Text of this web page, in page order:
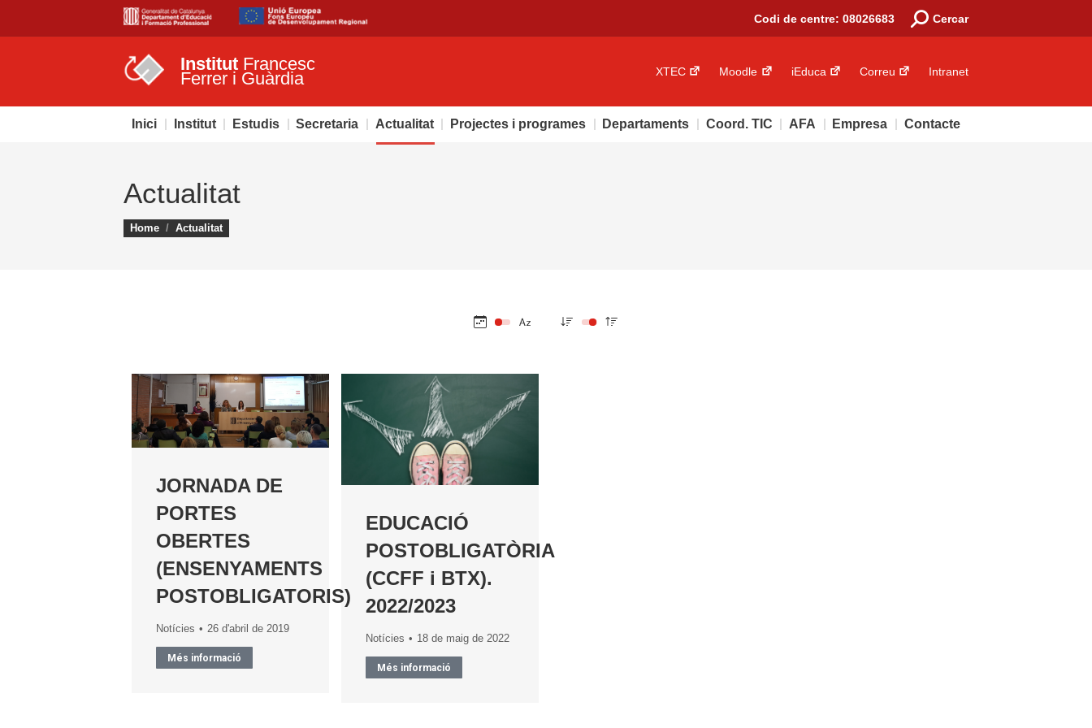
Codi de centre: 08026683 Cercar
Institut Francesc
Ferrer i Guàrdia XTEC Moodle iEduca Correu Intranet
Inici Institut Estudis Secretaria Actualitat Projectes i programes Departaments Coord. TIC AFA Empresa Contacte
Actualitat
You are here:
Home Actualitat
JORNADA DE
PORTES
OBERTES
(ENSENYAMENTS
POSTOBLIGATORIS)
Notícies 26 d'abril de 2019
Més informació
EDUCACIÓ
POSTOBLIGATÒRIA
(CCFF i BTX).
2022/2023
Notícies 18 de maig de 2022
Més informació